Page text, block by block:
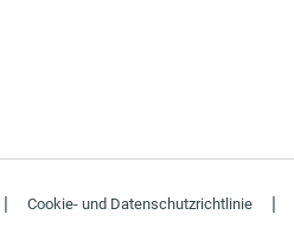
Cookie- und Datenschutzrichtlinie